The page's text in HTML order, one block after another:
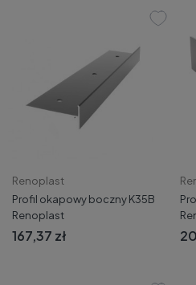
Renoplast
Profil okapowy boczny K35B
Renoplast
167,37 zł